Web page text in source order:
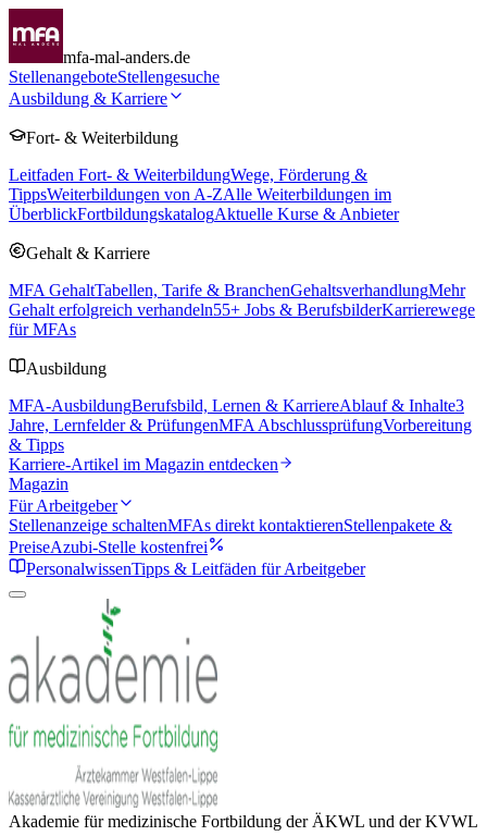
mfa-mal-anders.de
StellenangeboteStellengesuche
Ausbildung & Karriere
Fort- & Weiterbildung
Leitfaden Fort- & WeiterbildungWege, Förderung &
TippsWeiterbildungen von A-ZAlle Weiterbildungen im
ÜberblickFortbildungskatalogAktuelle Kurse & Anbieter
Gehalt & Karriere
MFA GehaltTabellen, Tarife & BranchenGehaltsverhandlungMehr
Gehalt erfolgreich verhandeln55+ Jobs & BerufsbilderKarrierewege
für MFAs
Ausbildung
MFA-AusbildungBerufsbild, Lernen & KarriereAblauf & Inhalte3
Jahre, Lernfelder & PrüfungenMFA AbschlussprüfungVorbereitung
& Tipps
Karriere-Artikel im Magazin entdecken
Magazin
Für Arbeitgeber
Stellenanzeige schaltenMFAs direkt kontaktierenStellenpakete &
PreiseAzubi-Stelle kostenfrei
PersonalwissenTipps & Leitfäden für Arbeitgeber
Akademie für medizinische Fortbildung der ÄKWL und der KVWL